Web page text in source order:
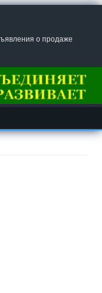
о продаже